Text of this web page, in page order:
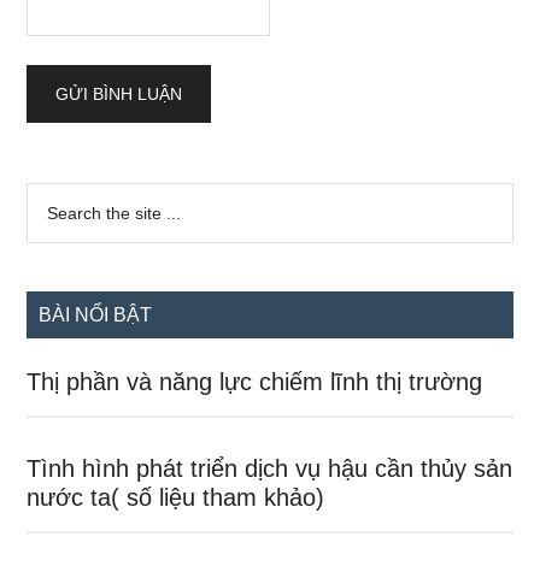
Sidebar
chính
...
BÀI NỔI BẬT
Thị phần và năng lực chiếm lĩnh thị trường
Tình hình phát triển dịch vụ hậu cần thủy sản
nước ta( số liệu tham khảo)